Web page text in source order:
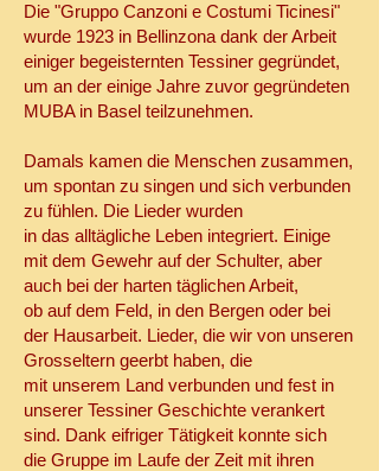
Die "Gruppo Canzoni e Costumi Ticinesi"
wurde 1923 in Bellinzona dank der Arbeit
einiger begeisternten Tessiner gegründet,
um an der einige Jahre zuvor gegründeten
MUBA in Basel teilzunehmen.
Damals kamen die Menschen zusammen,
um spontan zu singen und sich verbunden
zu fühlen. Die Lieder wurden
in das alltägliche Leben integriert. Einige
mit dem Gewehr auf der Schulter, aber
auch bei der harten täglichen Arbeit,
ob auf dem Feld, in den Bergen oder bei
der Hausarbeit. Lieder, die wir von unseren
Grosseltern geerbt haben, die
mit unserem Land verbunden und fest in
unserer Tessiner Geschichte verankert
sind. Dank eifriger Tätigkeit konnte sich
die Gruppe im Laufe der Zeit mit ihren